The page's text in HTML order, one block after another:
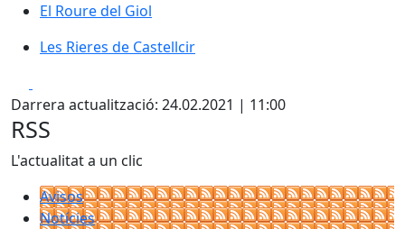
El Roure del Giol
El Roure del Giol
Les Rieres de Castellcir
Les Rieres de Castellcir
Darrera actualització: 24.02.2021 | 11:00
RSS
L'actualitat a un clic
Avisos
Notícies